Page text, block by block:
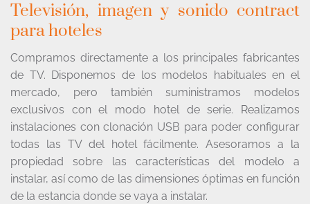
Televisión, imagen y sonido contract
para hoteles
Compramos directamente a los principales fabricantes
de TV. Disponemos de los modelos habituales en el
mercado, pero también suministramos modelos
exclusivos con el modo hotel de serie. Realizamos
instalaciones con clonación USB para poder configurar
todas las TV del hotel fácilmente. Asesoramos a la
propiedad sobre las características del modelo a
instalar, así como de las dimensiones óptimas en función
de la estancia donde se vaya a instalar.